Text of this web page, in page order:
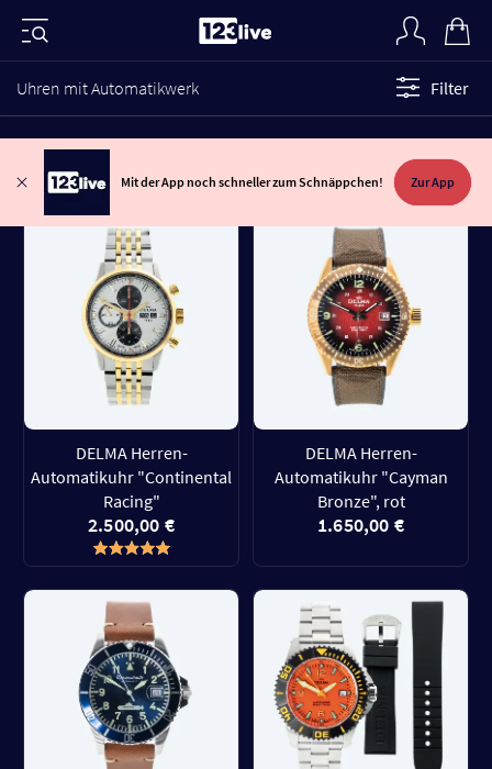
Uhren mit Automatikwerk Filter
Mit der App noch schneller zum Schnäppchen! Zur App
DELMA Herren-
Automatikuhr "Continental
Racing"
2.500,00 €
DELMA Herren-
Automatikuhr "Cayman
Bronze", rot
1.650,00 €